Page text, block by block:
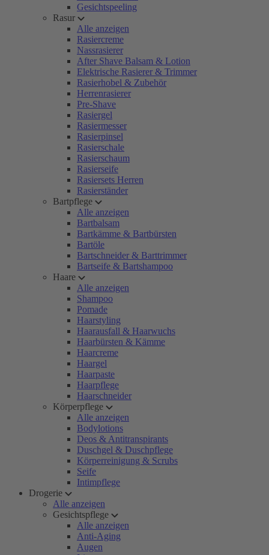
Gesichtspeeling
Rasur
Alle anzeigen
Rasiercreme
Nassrasierer
After Shave Balsam & Lotion
Elektrische Rasierer & Trimmer
Rasierhobel & Zubehör
Herrenrasierer
Pre-Shave
Rasiergel
Rasiermesser
Rasierpinsel
Rasierschale
Rasierschaum
Rasierseife
Rasiersets Herren
Rasierständer
Bartpflege
Alle anzeigen
Bartbalsam
Bartkämme & Bartbürsten
Bartöle
Bartschneider & Barttrimmer
Bartseife & Bartshampoo
Haare
Alle anzeigen
Shampoo
Pomade
Haarstyling
Haarausfall & Haarwuchs
Haarbürsten & Kämme
Haarcreme
Haargel
Haarpaste
Haarpflege
Haarschneider
Körperpflege
Alle anzeigen
Bodylotions
Deos & Antitranspirants
Duschgel & Duschpflege
Körperreinigung & Scrubs
Seife
Intimpflege
Drogerie
Alle anzeigen
Gesichtspflege
Alle anzeigen
Anti-Aging
Augen